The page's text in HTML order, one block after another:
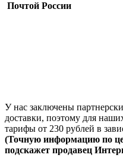
Почтой России
У нас заключены
доставки, поэтому для
тарифы от 230 рублей в
(Точную информацию по
подскажет продавец